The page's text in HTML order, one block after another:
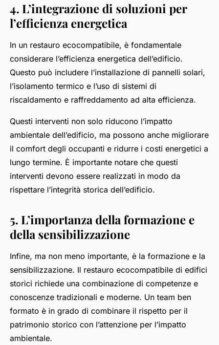
4. L’integrazione di soluzioni per
l’efficienza energetica
In un restauro ecocompatibile, è fondamentale
considerare l’efficienza energetica dell’edificio.
Questo può includere l’installazione di pannelli solari,
l’isolamento termico e l’uso di sistemi di
riscaldamento e raffreddamento ad alta efficienza.
Questi interventi non solo riducono l’impatto
ambientale dell’edificio, ma possono anche migliorare
il comfort degli occupanti e ridurre i costi energetici a
lungo termine. È importante notare che questi
interventi devono essere realizzati in modo da
rispettare l’integrità storica dell’edificio.
5. L’importanza della formazione e
della sensibilizzazione
Infine, ma non meno importante, è la formazione e la
sensibilizzazione. Il restauro ecocompatibile di edifici
storici richiede una combinazione di competenze e
conoscenze tradizionali e moderne. Un team ben
formato è in grado di combinare il rispetto per il
patrimonio storico con l’attenzione per l’impatto
ambientale.